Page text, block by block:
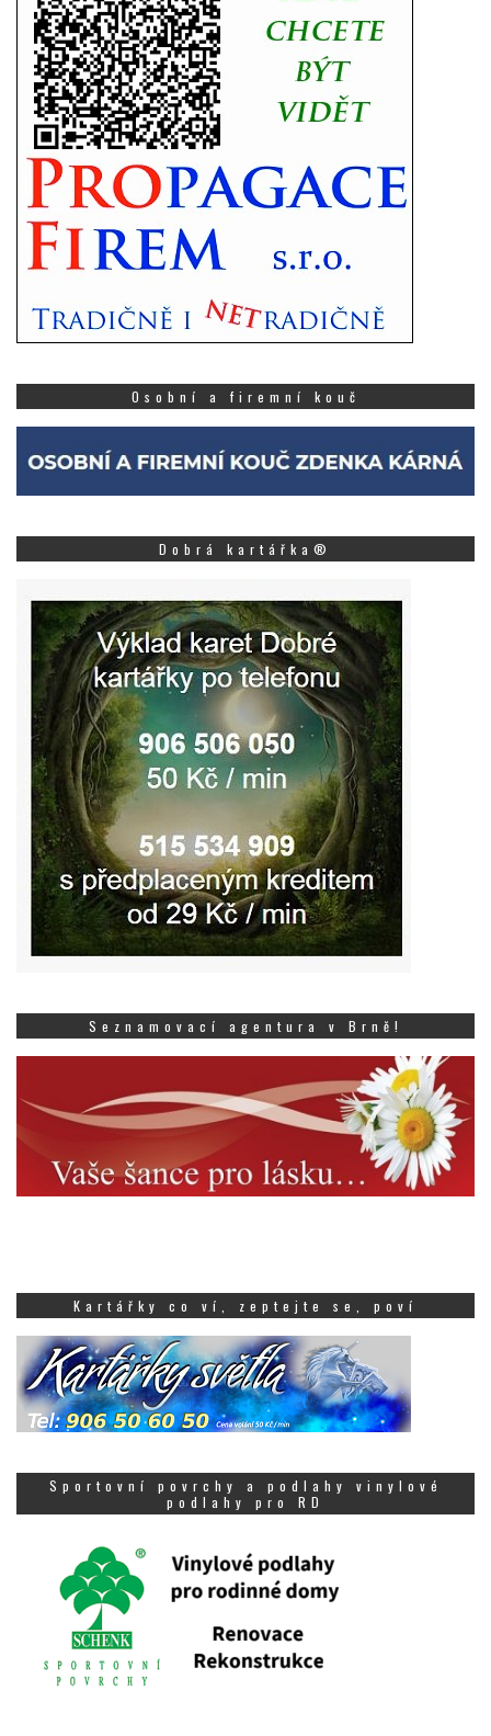
Osobní a firemní kouč
Dobrá kartářka®
Seznamovací agentura v Brně!
Kartářky co ví, zeptejte se, poví
Sportovní povrchy a podlahy vinylové
podlahy pro RD